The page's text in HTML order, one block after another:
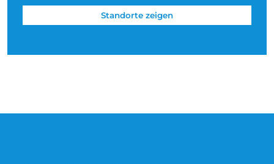
Standorte zeigen